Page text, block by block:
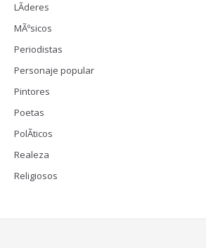
LÃ­deres
MÃºsicos
Periodistas
Personaje popular
Pintores
Poetas
PolÃ­ticos
Realeza
Religiosos